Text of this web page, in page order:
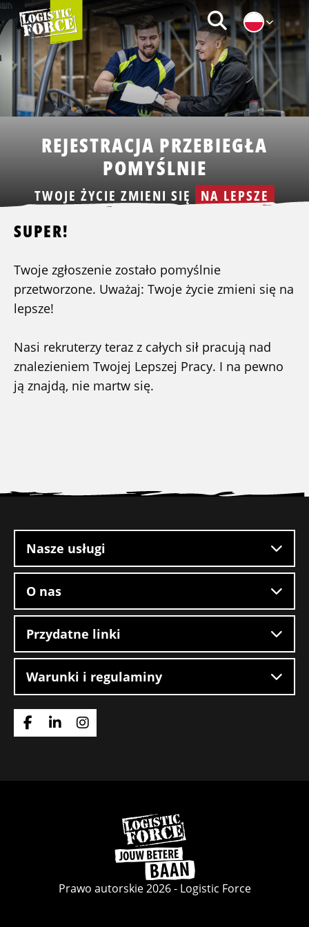
Logistic
Force
|
PL
Zoeken
REJESTRACJA PRZEBIEGŁA
POMYŚLNIE
TWOJE ŻYCIE ZMIENI SIĘ NA LEPSZE
SUPER!
Twoje zgłoszenie zostało pomyślnie
przetworzone. Uważaj: Twoje życie zmieni się na
lepsze!
Nasi rekruterzy teraz z całych sił pracują nad
znalezieniem Twojej Lepszej Pracy. I na pewno
ją znajdą, nie martw się.
witryny
Nasze usługi
O nas
Przydatne linki
Warunki i regulaminy
Idź
Facebook
Idź
LinkedIn
Idź
Instagram
Wróć
do
strony
głównej
Prawo autorskie 2026 - Logistic Force